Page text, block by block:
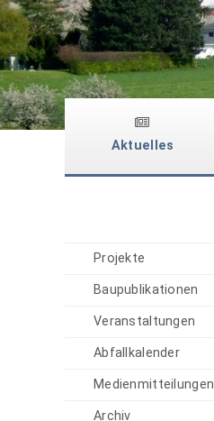
Aktuelles
Projekte
Baupublikationen
Veranstaltungen
Abfallkalender
Medienmitteilungen
Archiv